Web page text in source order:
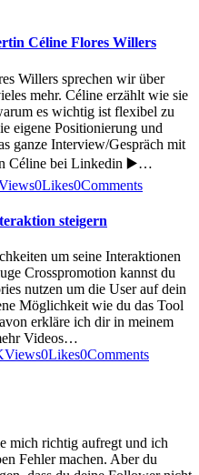
Céline Flores Willers
Willers sprechen wir über
mehr. Céline erzählt wie sie
es wichtig ist flexibel zu
eigene Positionierung und
ganze Interview/Gespräch mit
Céline bei Linkedin ▶️…
0Likes0Comments
steigern
um seine Interaktionen
Crosspromotion kannst du
nutzen um die User auf dein
Möglichkeit wie du das Tool
erkläre ich dir in meinem
Videos…
Views0Likes0Comments
mich richtig aufregt und ich
Fehler machen. Aber du